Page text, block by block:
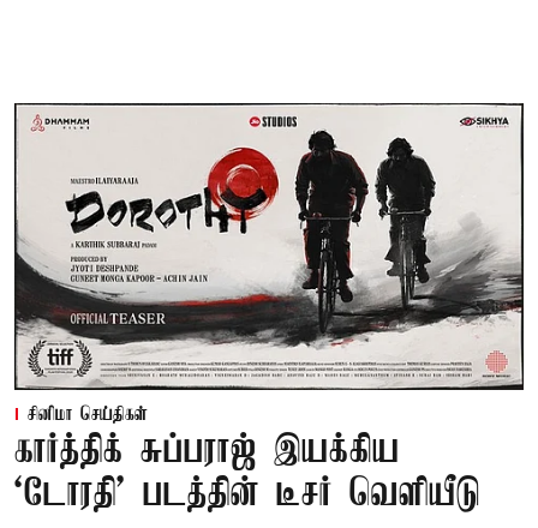
சினிமா செய்திகள்
கார்த்திக் சுப்பராஜ் இயக்கிய
`டோரதி' படத்தின் டீசர் வெளியீடு